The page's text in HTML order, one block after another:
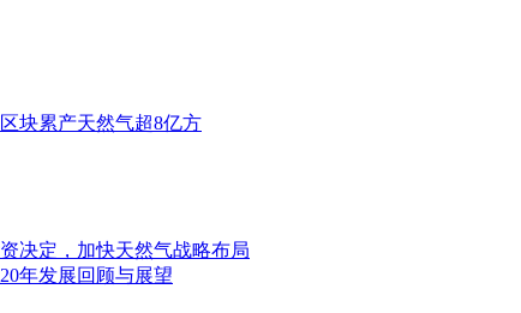
块累产天然气超8亿方
决定，加快天然气战略布局
年发展回顾与展望